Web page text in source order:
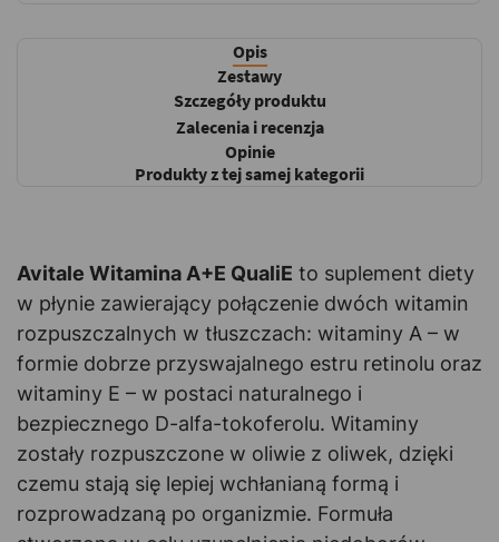
Opis
Zestawy
Szczegóły produktu
Zalecenia i recenzja
Opinie
Produkty z tej samej kategorii
Avitale Witamina A+E QualiE to suplement diety
w płynie zawierający połączenie dwóch witamin
rozpuszczalnych w tłuszczach: witaminy A – w
formie dobrze przyswajalnego estru retinolu oraz
witaminy E – w postaci naturalnego i
bezpiecznego D-alfa-tokoferolu. Witaminy
zostały rozpuszczone w oliwie z oliwek, dzięki
czemu stają się lepiej wchłanianą formą i
rozprowadzaną po organizmie. Formuła